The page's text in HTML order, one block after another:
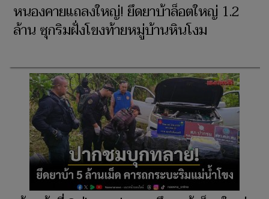
หนองคายแถลงใหญ่! ยึดยาบ้าล็อตใหญ่ 1.2
ล้าน ซุกริมฝั่งโขงท้ายหมู่บ้านหินโงม